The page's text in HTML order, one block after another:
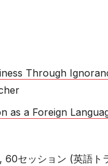
Through
as a Foreign
60セッション (英語ト